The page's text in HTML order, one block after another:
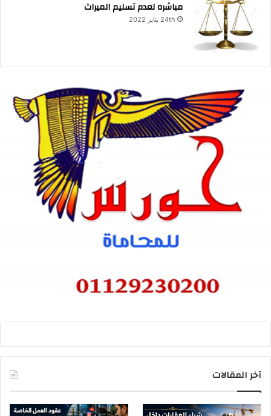
مباشره لعدم تسليم الميراث
24th يناير 2022
آخر المقالات